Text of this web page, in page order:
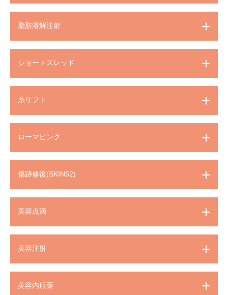
脂肪溶解注射
ショートスレッド
糸リフト
ローマピンク
傷跡修復(SKIN52)
美容点滴
美容注射
美容内服薬